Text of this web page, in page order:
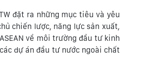
đặt ra những mục tiêu và yêu
chiến lược, năng lực sản xuất,
về môi trường đầu tư kinh
dự án đầu tư nước ngoài chất